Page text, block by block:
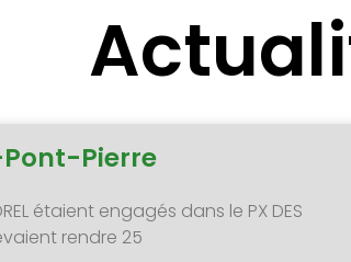
Pont-Pierre
étaient engagés dans le PX DES
rendre 25